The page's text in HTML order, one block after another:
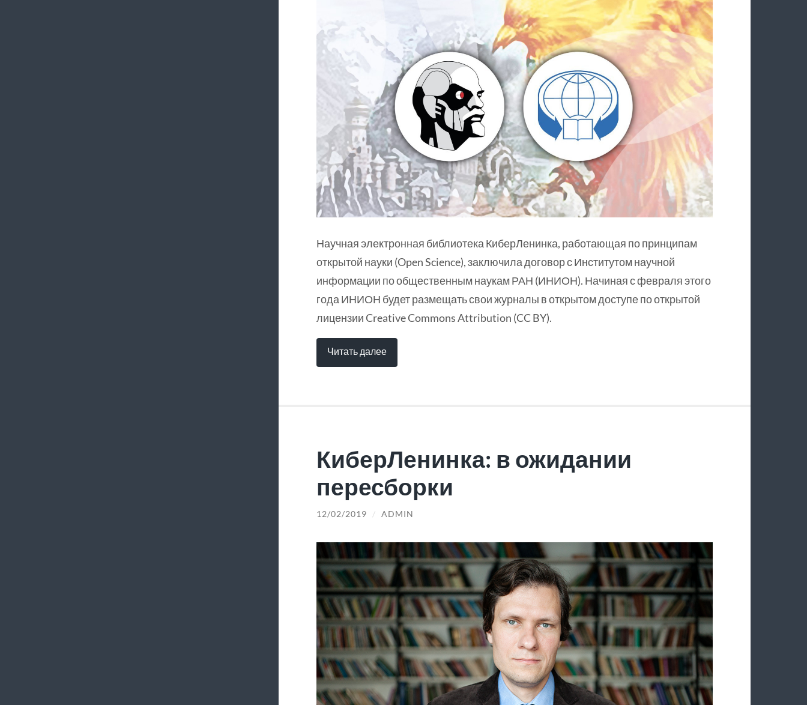
Научная электронная библиотека КиберЛенинка, работающая по принципам
открытой науки (Open Science), заключила договор с Институтом научной
информации по общественным наукам РАН (ИНИОН). Начиная с февраля этого
года ИНИОН будет размещать свои журналы в открытом доступе по открытой
лицензии Creative Commons Attribution (CC BY).
Читать далее
КиберЛенинка: в ожидании
пересборки
12/02/2019 / ADMIN